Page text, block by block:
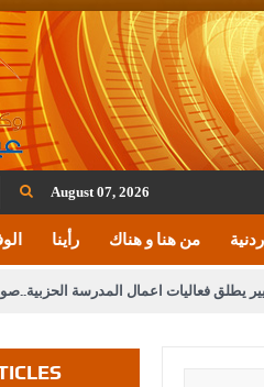
August 07, 2026
رأينا من هنا و هناك
يطلق فعاليات اعمال المدرسة
النواب يقر مشروع تعديل قانون الملكية